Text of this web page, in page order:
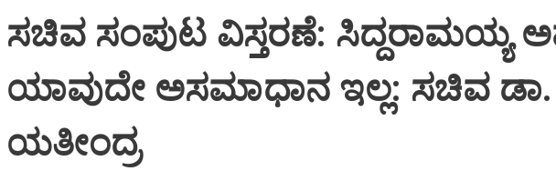
ಸಚಿವ ಸಂಪುಟ ವಿಸ್ತರಣೆ: ಸಿದ್ದರಾಮಯ್ಯ
ಯಾವುದೇ ಅಸಮಾಧಾನ ಇಲ್ಲ: ಸಚಿವ ಡಾ.
ಯತೀಂದ್ರ